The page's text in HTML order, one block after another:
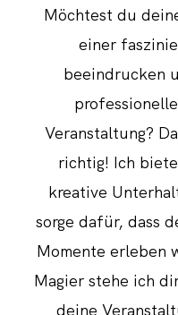
Möchtest du
einer
beeindrucken
Veranstaltung?
richtig! Ich
kreative
sorge dafür, dass
Momente erleben
Magier stehe ich
deine